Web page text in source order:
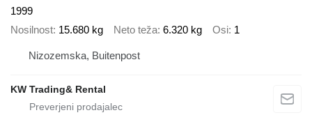
1999
Nosilnost 15.680 kg Neto teža 6.320 kg Osi 1
Nizozemska, Buitenpost
KW Trading& Rental